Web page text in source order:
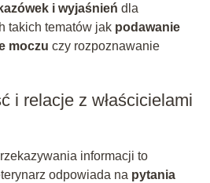
i wyjaśnień dla
takich tematów jak podawanie
moczu czy rozpoznawanie
i relacje z właścicielami
informacji to
odpowiada na pytania